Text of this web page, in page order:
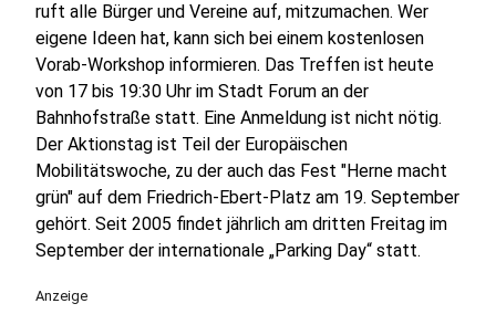
ruft alle Bürger und Vereine auf, mitzumachen. Wer
eigene Ideen hat, kann sich bei einem kostenlosen
Vorab-Workshop informieren. Das Treffen ist heute
von 17 bis 19:30 Uhr im Stadt Forum an der
Bahnhofstraße statt. Eine Anmeldung ist nicht nötig.
Der Aktionstag ist Teil der Europäischen
Mobilitätswoche, zu der auch das Fest "Herne macht
grün" auf dem Friedrich-Ebert-Platz am 19. September
gehört. Seit 2005 findet jährlich am dritten Freitag im
September der internationale „Parking Day“ statt.
Anzeige